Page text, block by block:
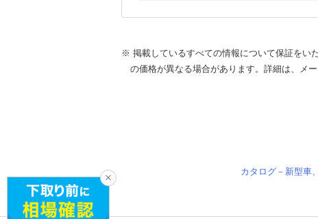
※ 掲載しているすべての情報について保証をい
の価格が異なる場合があります。詳細は、メ
カタログ－新型車